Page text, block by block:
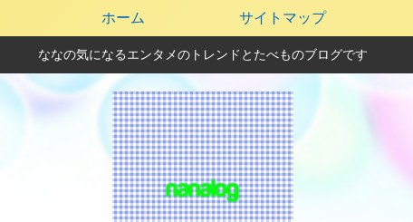
ななの気になるエンタメのトレンドとたべものブログです
ホーム サイトマップ